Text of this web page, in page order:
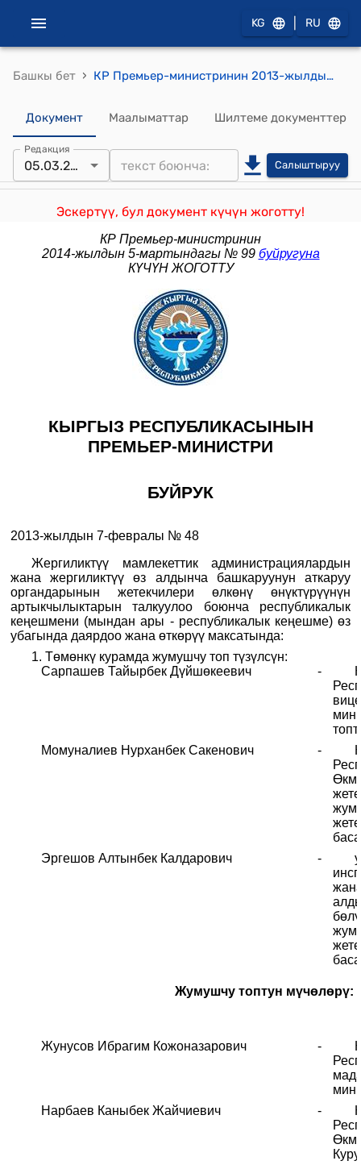
KG RU
Башкы бет › КР Премьер-министринин 2013-жылдын 7-февралындагы № 48 (Жумушчу топ түзүү тууралуу) буйругу
Документ Маалыматтар Шилтеме документтер
Редакция
05.03.2014 Салыштыруу
Эскертүү, бул документ күчүн жоготту!